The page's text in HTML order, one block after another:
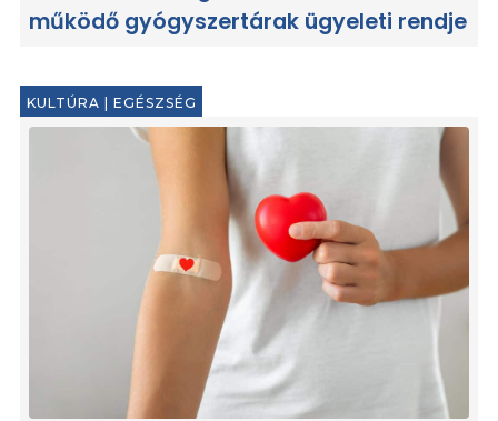
működő gyógyszertárak ügyeleti rendje
KULTÚRA | EGÉSZSÉG